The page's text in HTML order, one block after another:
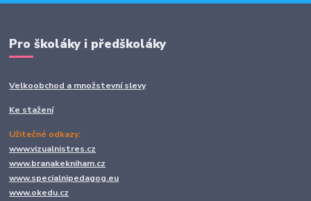
Pro školáky i předškoláky
Velkoobchod a množstevní slevy
Ke stažení
Užitečné odkazy:
www.vizualnistres.cz
www.branakekniham.cz
www.specialnipedagog.eu
www.okedu.cz